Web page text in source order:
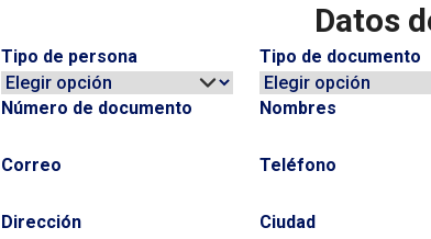
Datos
Tipo de persona Tipo de documento
Número de documento Nombres
Correo Teléfono
Dirección Ciudad